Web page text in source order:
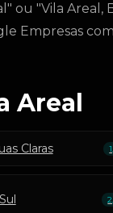
ou "Vila
Empresas
Areal
Claras